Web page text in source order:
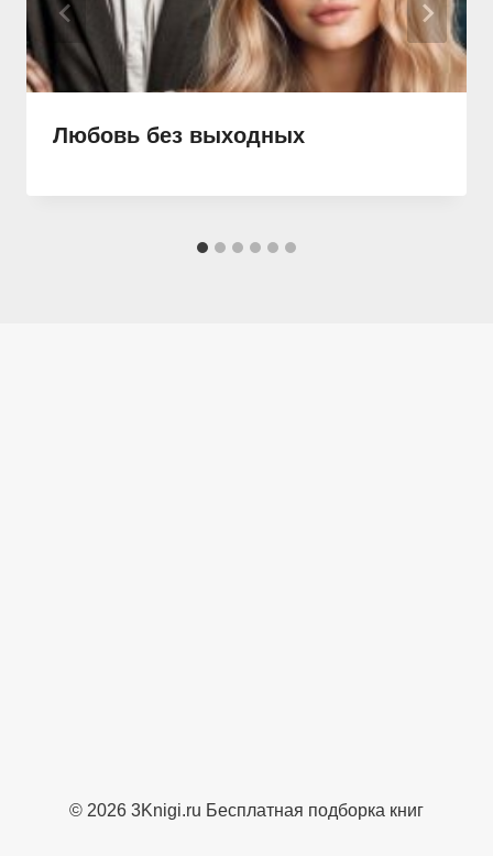
Любовь без выходных
© 2026 3Knigi.ru Бесплатная подборка книг